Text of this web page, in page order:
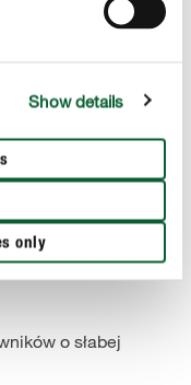
Show details
only
o słabej